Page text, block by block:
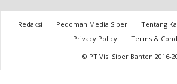
Redaksi Pedoman Media Siber Tentang
Privacy Policy
Terms &
© PT Visi Siber Banten 2016-